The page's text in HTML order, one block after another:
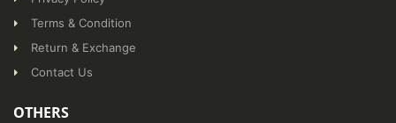
Terms & Condition
Return & Exchange
Contact Us
OTHERS